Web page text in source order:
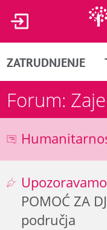
ZATRUDNJENJE
Forum:
POMOĆ ZA
područja